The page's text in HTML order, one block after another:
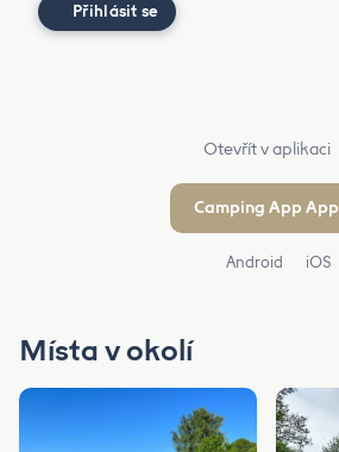
Přihlásit se
Otevřít v aplikaci
Camping App App
Android iOS
Místa v okolí